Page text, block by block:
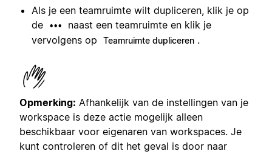
Als je een teamruimte wilt dupliceren, klik je op
de
•••
naast een teamruimte en klik je
vervolgens op
Teamruimte dupliceren .
Opmerking: Afhankelijk van de instellingen van je
workspace is deze actie mogelijk alleen
beschikbaar voor eigenaren van workspaces. Je
kunt controleren of dit het geval is door naar